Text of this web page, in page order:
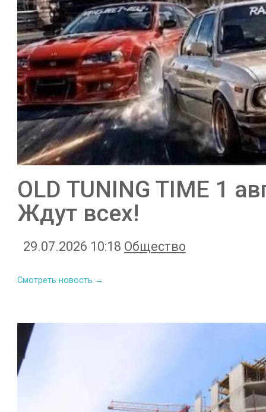
OLD TUNING TIME 1
Ждут всех!
29.07.2026 10:18 Общество
Смотреть новость →